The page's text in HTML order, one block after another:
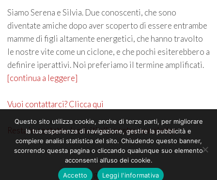
Siamo Serena e Silvia. Due conoscenti, che sono
diventate amiche dopo aver scoperto di essere entrambe
mamme di figli altamente energetici, che hanno travolto
le nostre vite come un ciclone, e che pochi esiterebbero a
definire iperattivi. Noi preferiamo il termine amplificati.
[continua a leggere]
Vuoi contattarci? Clicca qui
Resta in contatto. Iscriviti alla nostra newsletter
©2026 genitoricrescono
Questo sito utilizza cookie, anche di terze parti, per migliorare
la tua esperienza di navigazione, gestire la pubblicità e
compiere analisi statistica del sito. Chiudendo questo banner,
scorrendo questa pagina o cliccando qualunque suo elemento
acconsenti all’uso dei cookie.
Accetto
Leggi l'informativa